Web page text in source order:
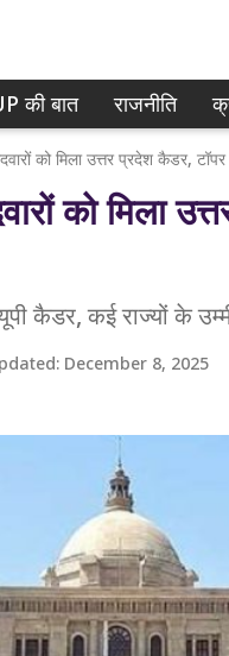
की बात राजनीति
को मिला उत्तर प्रदेश कैडर,
को मिला
कैडर, कई राज्यों के
December 8, 2025